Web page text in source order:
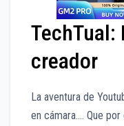
TechTual:
creador
La aventura de
en cámara…. Que